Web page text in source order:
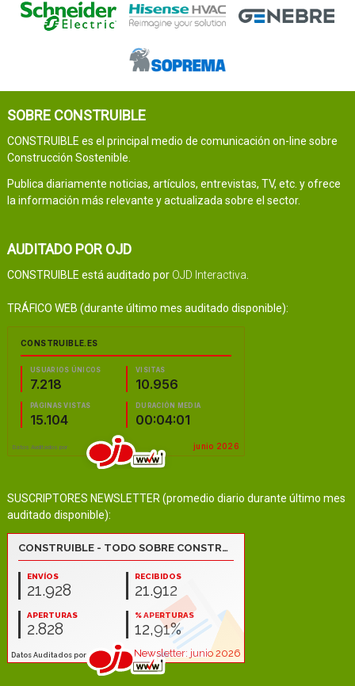
SOBRE CONSTRUIBLE
CONSTRUIBLE es el principal medio de comunicación on-line sobre
Construcción Sostenible.
Publica diariamente noticias, artículos, entrevistas, TV, etc. y ofrece
la información más relevante y actualizada sobre el sector.
AUDITADO POR OJD
CONSTRUIBLE está auditado por OJD Interactiva
TRÁFICO WEB (durante último mes auditado disponible):
SUSCRIPTORES NEWSLETTER (promedio diario durante último mes
auditado disponible):